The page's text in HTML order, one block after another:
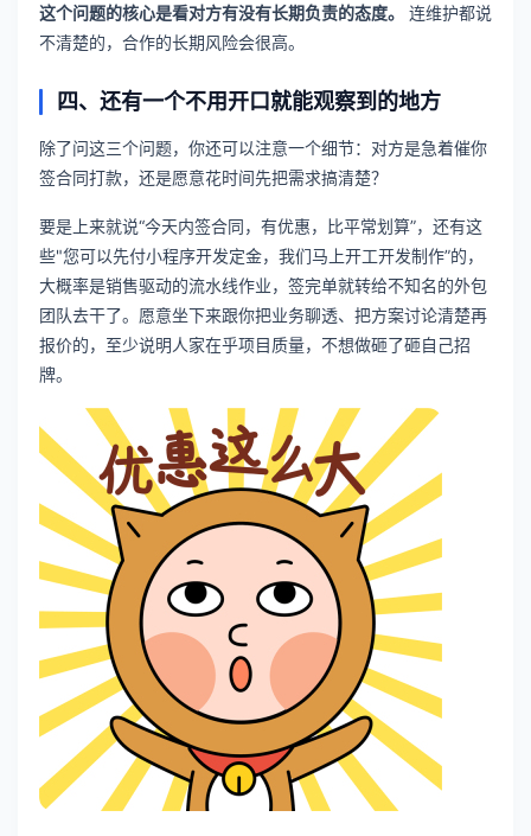
这个问题的核心是看对方有没有长期负责的态度。
连维护都说
不清楚的，合作的长期风险会很高。
四、还有一个不用开口就能观察到的地方
除了问这三个问题，你还可以注意一个细节：对方是急着催你
签合同打款，还是愿意花时间先把需求搞清楚？
要是上来就说“今天内签合同，有优惠，比平常划算”，还有这
些"您可以先付小程序开发定金，我们马上开工开发制作”的，
大概率是销售驱动的流水线作业，签完单就转给不知名的外包
团队去干了。愿意坐下来跟你把业务聊透、把方案讨论清楚再
报价的，至少说明人家在乎项目质量，不想做砸了砸自己招
牌。